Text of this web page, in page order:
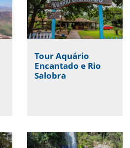
Tour Aquário
Encantado e Rio
Salobra